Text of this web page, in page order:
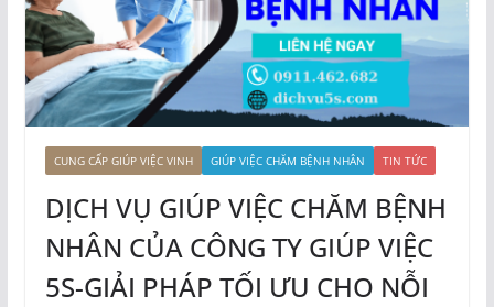
CUNG CẤP GIÚP VIỆC VINH GIÚP VIỆC CHĂM BỆNH NHÂN TIN TỨC
DỊCH VỤ GIÚP VIỆC CHĂM BỆNH
NHÂN CỦA CÔNG TY GIÚP VIỆC
5S-GIẢI PHÁP TỐI ƯU CHO NỖI